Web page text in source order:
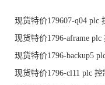
现货特价179607-q04 plc
现货特价1796-aframe plc
现货特价1796-backup5
现货特价1796-cl11 plc 控